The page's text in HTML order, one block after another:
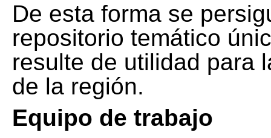
De esta forma se
repositorio temático
resulte de utilidad para
de la región.
Equipo de trabajo